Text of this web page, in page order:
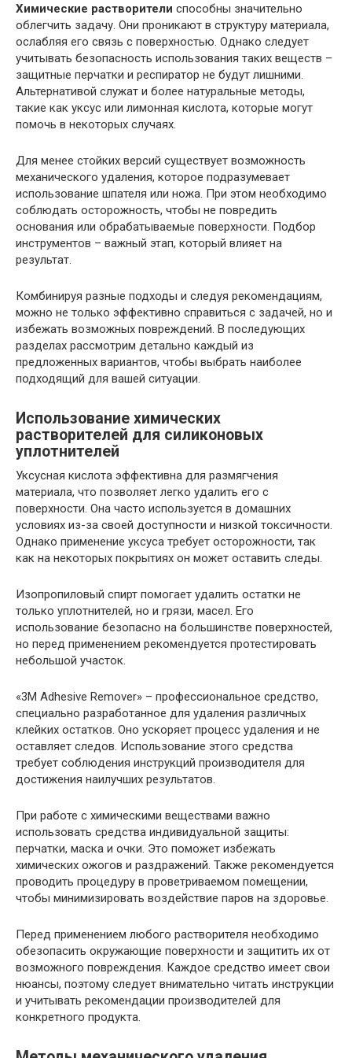
Химические растворители способны значительно
облегчить задачу. Они проникают в структуру материала,
ослабляя его связь с поверхностью. Однако следует
учитывать безопасность использования таких веществ –
защитные перчатки и респиратор не будут лишними.
Альтернативой служат и более натуральные методы,
такие как уксус или лимонная кислота, которые могут
помочь в некоторых случаях.
Для менее стойких версий существует возможность
механического удаления, которое подразумевает
использование шпателя или ножа. При этом необходимо
соблюдать осторожность, чтобы не повредить
основания или обрабатываемые поверхности. Подбор
инструментов – важный этап, который влияет на
результат.
Комбинируя разные подходы и следуя рекомендациям,
можно не только эффективно справиться с задачей, но и
избежать возможных повреждений. В последующих
разделах рассмотрим детально каждый из
предложенных вариантов, чтобы выбрать наиболее
подходящий для вашей ситуации.
Использование химических
растворителей для силиконовых
уплотнителей
Уксусная кислота эффективна для размягчения
материала, что позволяет легко удалить его с
поверхности. Она часто используется в домашних
условиях из-за своей доступности и низкой токсичности.
Однако применение уксуса требует осторожности, так
как на некоторых покрытиях он может оставить следы.
Изопропиловый спирт помогает удалить остатки не
только уплотнителей, но и грязи, масел. Его
использование безопасно на большинстве поверхностей,
но перед применением рекомендуется протестировать
небольшой участок.
«3M Adhesive Remover» – профессиональное средство,
специально разработанное для удаления различных
клейких остатков. Оно ускоряет процесс удаления и не
оставляет следов. Использование этого средства
требует соблюдения инструкций производителя для
достижения наилучших результатов.
При работе с химическими веществами важно
использовать средства индивидуальной защиты:
перчатки, маска и очки. Это поможет избежать
химических ожогов и раздражений. Также рекомендуется
проводить процедуру в проветриваемом помещении,
чтобы минимизировать воздействие паров на здоровье.
Перед применением любого растворителя необходимо
обезопасить окружающие поверхности и защитить их от
возможного повреждения. Каждое средство имеет свои
нюансы, поэтому следует внимательно читать инструкции
и учитывать рекомендации производителей для
конкретного продукта.